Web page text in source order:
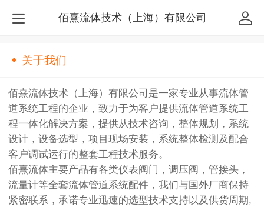
佰熹流体技术（上海）有限公司
关于我们
佰熹流体技术（上海）有限公司是一家专业从事流体管
道系统工程的企业，致力于为客户提供流体管道系统工
程一体化解决方案，提供从技术咨询，整体规划，系统
设计，设备选型，项目现场安装，系统整体检测及配合
客户调试运行的整套工程技术服务。
佰熹流体主要产品有各类仪表阀门，调压阀，管接头，
流量计等全套流体管道系统配件，我们与国外厂商保持
紧密联系，承诺专业迅速的选型技术支持以及供货周期,